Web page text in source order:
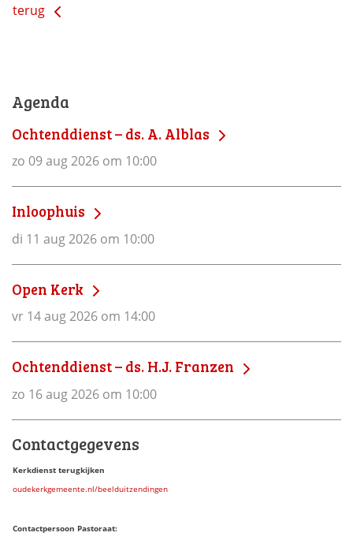
terug
Agenda
Ochtenddienst – ds. A. Alblas
zo 09 aug 2026 om 10:00
Inloophuis
di 11 aug 2026 om 10:00
Open Kerk
vr 14 aug 2026 om 14:00
Ochtenddienst – ds. H.J. Franzen
zo 16 aug 2026 om 10:00
Contactgegevens
Kerkdienst terugkijken
oudekerkgemeente.nl/beelduitzendingen
Contactpersoon Pastoraat: